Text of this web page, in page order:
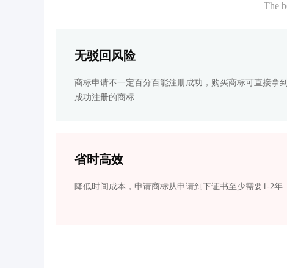
The
无驳回风险
商标申请不一定百分百能注册成功，购买商标可直接拿
成功注册的商标
省时高效
降低时间成本，申请商标从申请到下证书至少需要1-2年